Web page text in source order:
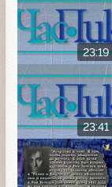
23:19
23:41